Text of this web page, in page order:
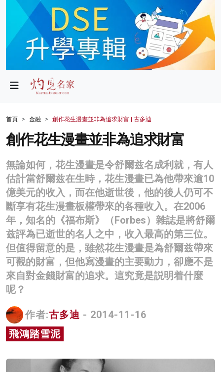
政局
財經
生活
商業
科技
影片
名家榜
灼見活動
關於我們
首頁 金融 創作花生漫畫並非為追求財富 | 古多迪
創作花生漫畫並非為追求財富
無論如何，花生漫畫是令舒爾兹名成利就，有人
估計當舒爾兹在生時，花生漫畫已為他帶來逾10
億美元的收入，而在他逝世後，他的後人仍可不
斷享有花生漫畫板權帶來的各種收入。在2006
年，知名的《福布斯》（Forbes）雜誌是將舒爾
兹評為已逝世的名人之中，收入最高的第三位。
但值得留意的是，雖然花生漫畫是為舒爾兹帶來
可觀的財富，但他寫漫畫的主要動力，卻應不是
來自對金錢財富的追求。這究竟是説明着什麼
呢？
作者:古多迪 - 2014-11-16
飛鴻踏雪泥